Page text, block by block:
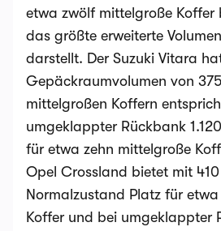
etwa zwölf mittelgroße
das größte erweiterte
darstellt. Der Suzuki Vitara
Gepäckraumvolumen von
mittelgroßen Koffern
umgeklappter Rückbank
für etwa zehn mittelgroße
Opel Crossland bietet mit
Normalzustand Platz für
Koffer und bei umgeklappter